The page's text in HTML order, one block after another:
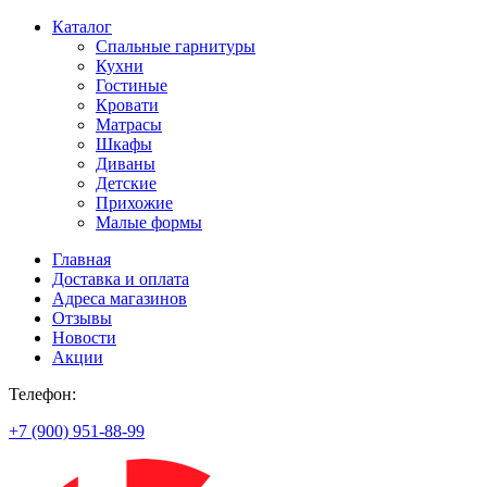
Каталог
Спальные гарнитуры
Кухни
Гостиные
Кровати
Матрасы
Шкафы
Диваны
Детские
Прихожие
Малые формы
Главная
Доставка и оплата
Адреса магазинов
Отзывы
Новости
Акции
Телефон:
+7 (900) 951-88-99